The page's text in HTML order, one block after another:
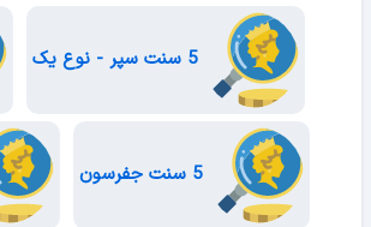
5 سنت سپر - نوع یک
5 سنت جفرسون